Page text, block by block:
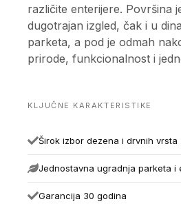
različite enterijere. Površina
dugotrajan izgled, čak i u
parketa, a pod je odmah
prirode, funkcionalnost i
KLJUČNE KARAKTERISTIKE
Širok izbor dezena i drvnih vrsta
Jednostavna ugradnja parketa i
Garancija 30 godina